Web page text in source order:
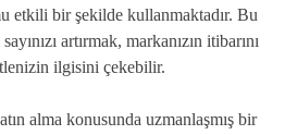
etkili bir şekilde kullanmaktadır. Bu
artırmak, markanızın itibarını
ilgisini çekebilir.
alma konusunda uzmanlaşmış bir